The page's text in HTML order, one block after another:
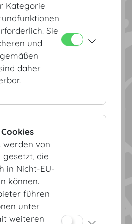
Kategorie
Sie
und
daher
werden von
die
in Nicht-EU-
können.
führen
unter
weiteren